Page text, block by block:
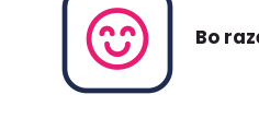
Bo